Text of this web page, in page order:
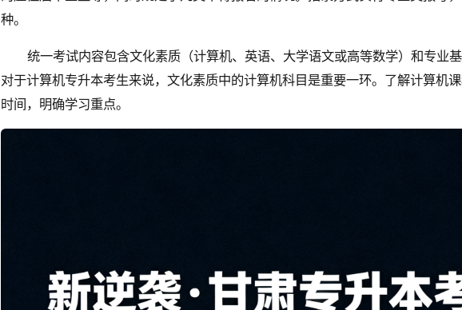
种。
统一考试内容包含文化素质（计算机、英语、大学语文或高等数学）和专业
对于计算机专升本考生来说，文化素质中的计算机科目是重要一环。了解计算机
时间，明确学习重点。